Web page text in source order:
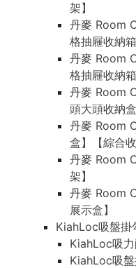
架】
丹麥 Room
格抽屜收納箱
丹麥 Room
格抽屜收納箱
丹麥 Room
頭大頭收納盒
丹麥 Room
盒】【綜合收
丹麥 Room
架】
丹麥 Room
展示盒】
KiahLoc吸盤掛
KiahLoc吸
KiahLoc吸